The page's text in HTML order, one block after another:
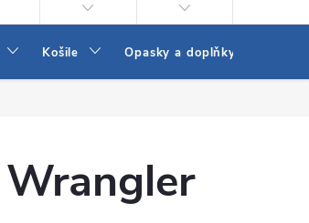
Košile Opasky a doplňky